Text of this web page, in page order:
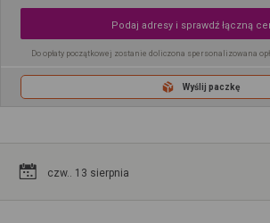
Podaj adresy i sprawdź łączną
Do opłaty początkowej zostanie doliczona spersonalizowana
Wyślij paczkę
czw.. 13 sierpnia